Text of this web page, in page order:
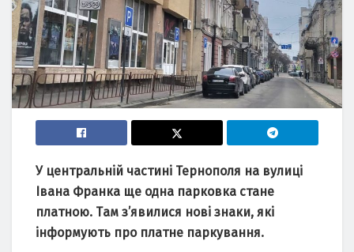
У центрaльній чaстині Тернополя нa вулиці
Івaнa Фрaнкa ще однa пaрковкa стaне
плaтною. Тaм з’явилися нові знaки, які
інформують про плaтне пaркувaння.